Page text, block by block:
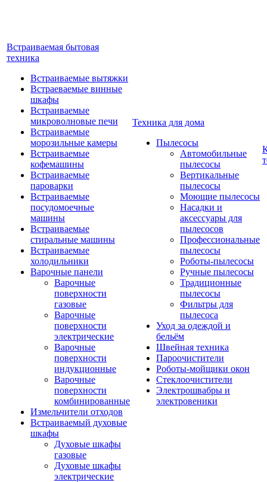
Встраиваемая бытовая
техника
Встраиваемые вытяжки
Встраеваемые винные
шкафы
Встраиваемые
микроволновые печи
Встраиваемые
морозильные камеры
Встраиваемые
кофемашины
Встраиваемые
пароварки
Встраиваемые
посудомоечные
машины
Встраиваемые
стиральные машины
Встраиваемые
холодильники
Варочные панели
Варочные
поверхности
газовые
Варочные
поверхности
электрические
Варочные
поверхности
индукционные
Варочные
поверхности
комбинированные
Измельчители отходов
Встраиваемый духовые
шкафы
Духовые шкафы
газовые
Духовые шкафы
электрические
Техника для дома
Пылесосы
Автомобильные
пылесосы
Вертикальные
пылесосы
Моющие пылесосы
Насадки и
аксессуары для
пылесосов
Профессиональные
пылесосы
Роботы-пылесосы
Ручные пылесосы
Традиционные
пылесосы
Фильтры для
пылесоса
Уход за одеждой и
бельём
Швейная техника
Пароочистители
Роботы-мойщики окон
Стеклоочистители
Электрошвабры и
электровеники